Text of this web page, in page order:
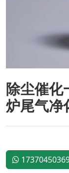
除尘催化
炉尾气净